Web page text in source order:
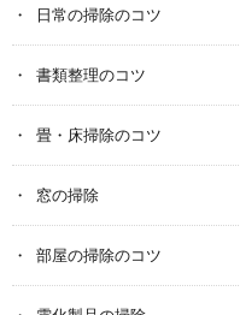
日常の掃除のコツ
書類整理のコツ
畳・床掃除のコツ
窓の掃除
部屋の掃除のコツ